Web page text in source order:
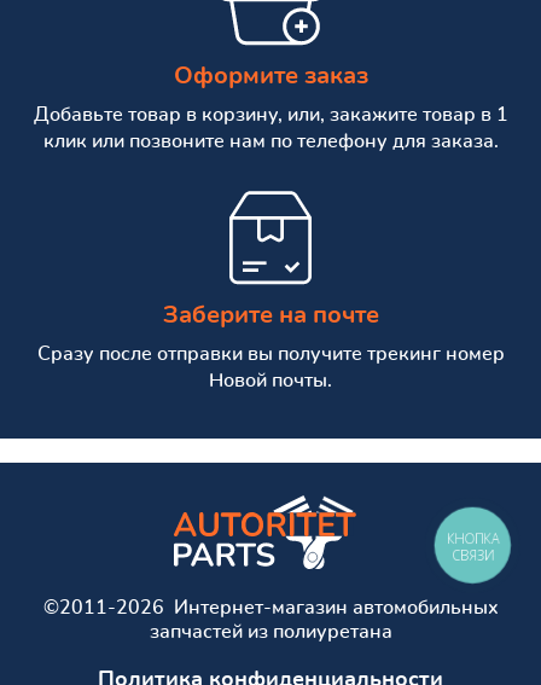
Оформите заказ
Добавьте товар в корзину, или, закажите товар в 1
клик или позвоните нам по телефону для заказа.
Заберите на почте
Сразу после отправки вы получите трекинг номер
Новой почты.
©2011-2026 Интернет-магазин автомобильных
запчастей из полиуретана
Политика конфиденциальности
КНОПКА
СВЯЗИ